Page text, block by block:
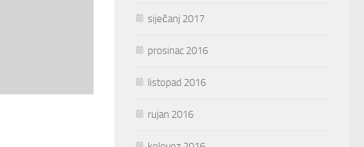
siječanj 2017
prosinac 2016
listopad 2016
rujan 2016